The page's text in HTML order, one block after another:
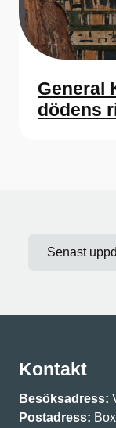
General
dödens
Senast
Kontakt
Besöksadress:
Postadress: